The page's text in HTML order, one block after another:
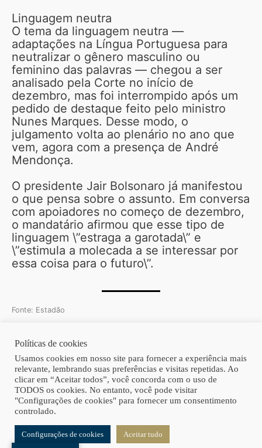
Linguagem neutra
O tema da linguagem neutra —
adaptações na Língua Portuguesa para
neutralizar o gênero masculino ou
feminino das palavras — chegou a ser
analisado pela Corte no início de
dezembro, mas foi interrompido após um
pedido de destaque feito pelo ministro
Nunes Marques. Desse modo, o
julgamento volta ao plenário no ano que
vem, agora com a presença de André
Mendonça.
O presidente Jair Bolsonaro já manifestou
o que pensa sobre o assunto. Em conversa
com apoiadores no começo de dezembro,
o mandatário afirmou que esse tipo de
linguagem \”estraga a garotada\” e
\”estimula a molecada a se interessar por
essa coisa para o futuro\”.
Fonte: Estadão
Copyright © 2026 | Homero Costa Advogados
Políticas de cookies
Usamos cookies em nosso site para fornecer a experiência mais
relevante, lembrando suas preferências e visitas repetidas. Ao
clicar em “Aceitar todos”, você concorda com o uso de
TODOS os cookies. No entanto, você pode visitar
"Configurações de cookies" para fornecer um consentimento
controlado.
Configurações de cookies Aceitar tudo